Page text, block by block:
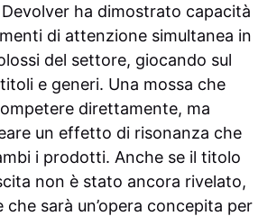
ha dimostrato capacità
di attenzione simultanea in
del settore, giocando sul
e generi. Una mossa che
direttamente, ma
un effetto di risonanza che
i prodotti. Anche se il titolo
non è stato ancora rivelato,
che sarà un’opera concepita per